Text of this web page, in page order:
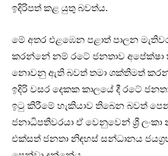
ඉදිරිපත් කළ යුතු බවත්ය.
මේ අතර එළඹෙන පළාත් පාලන
කරන්නේ නම් රටේ ජනතාව
නොවනු ඇති බවත් තමා ශක්තිමත්
ඉදිරි වසර දෙකක කාලයේ දී රටේ
ඉටු කිරීමේ හැකියාව තිබෙන බවත්
ජනාධිපතිවරයා ඒ වෙනුවෙන් ශ්‍රී ලංකා
එක්සත් ජනතා නිඳහස් සන්ධානය